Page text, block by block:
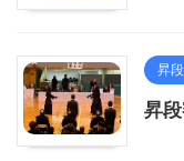
昇
昇